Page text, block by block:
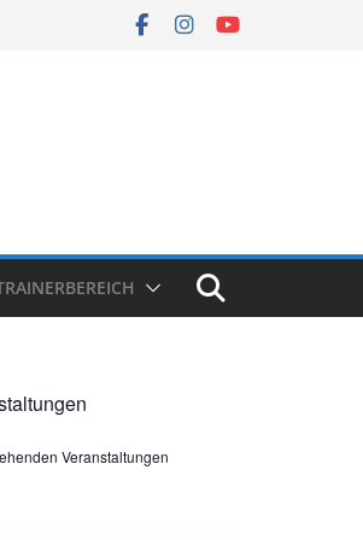
Veranstaltungen